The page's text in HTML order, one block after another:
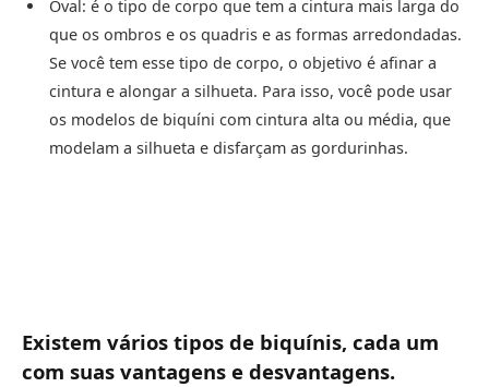
Oval: é o tipo de corpo que tem a cintura mais larga do
que os ombros e os quadris e as formas arredondadas.
Se você tem esse tipo de corpo, o objetivo é afinar a
cintura e alongar a silhueta. Para isso, você pode usar
os modelos de biquíni com cintura alta ou média, que
modelam a silhueta e disfarçam as gordurinhas.
Existem vários tipos de biquínis, cada um
com suas vantagens e desvantagens.